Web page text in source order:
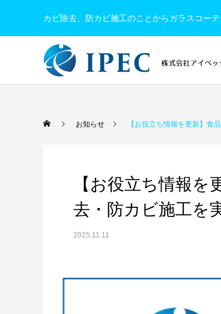
カビ除去、防カビ施工のことからガラスコー
お知らせ 【お役立ち情報を更新】食
【お役立ち情報
去・防カビ施工を
2025.11.11